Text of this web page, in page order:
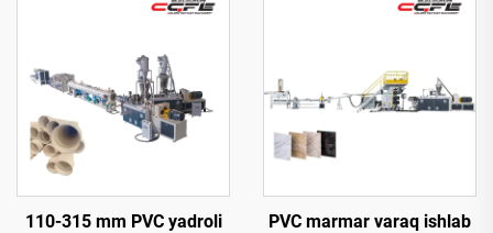
110-315 mm PVC yadroli
PVC marmar varaq ishlab